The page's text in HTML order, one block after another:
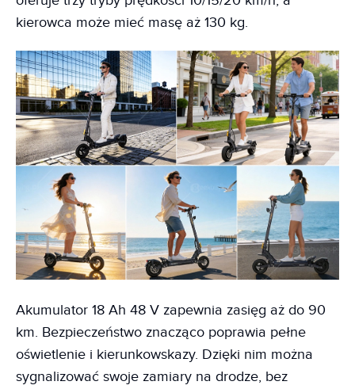
kierowca może mieć masę aż 130 kg.
Akumulator 18 Ah 48 V zapewnia zasięg aż do 90
km. Bezpieczeństwo znacząco poprawia pełne
oświetlenie i kierunkowskazy. Dzięki nim można
sygnalizować swoje zamiary na drodze, bez